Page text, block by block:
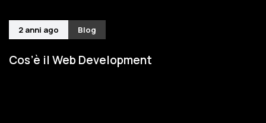
2 anni ago Blog
Cos’è il Web Development